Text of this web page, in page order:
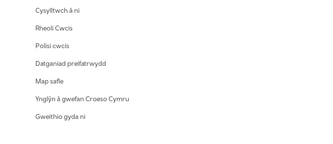
Cysylltwch â ni
Rheoli Cwcis
Polisi cwcis
Datganiad preifatrwydd
Map safle
Ynglŷn â gwefan Croeso Cymru
Gweithio gyda ni